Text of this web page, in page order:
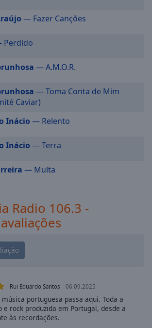
— Fazer Canções
— A.M.O.R.
— Toma Conta de Mim
Caviar)
Inácio — Relento
Inácio — Terra
— Multa
Radio 106.3 -
Rui Eduardo Santos 06.09.2025
música portuguesa passa aqui. Toda a
e rock produzida em Portugal, desde a
às recordações.